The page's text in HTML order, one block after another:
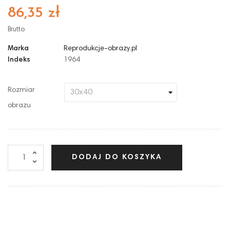
86,35 zł
Brutto
Marka
Reprodukcje-obrazy.pl
Indeks
1964
Rozmiar
obrazu
DODAJ DO KOSZYKA